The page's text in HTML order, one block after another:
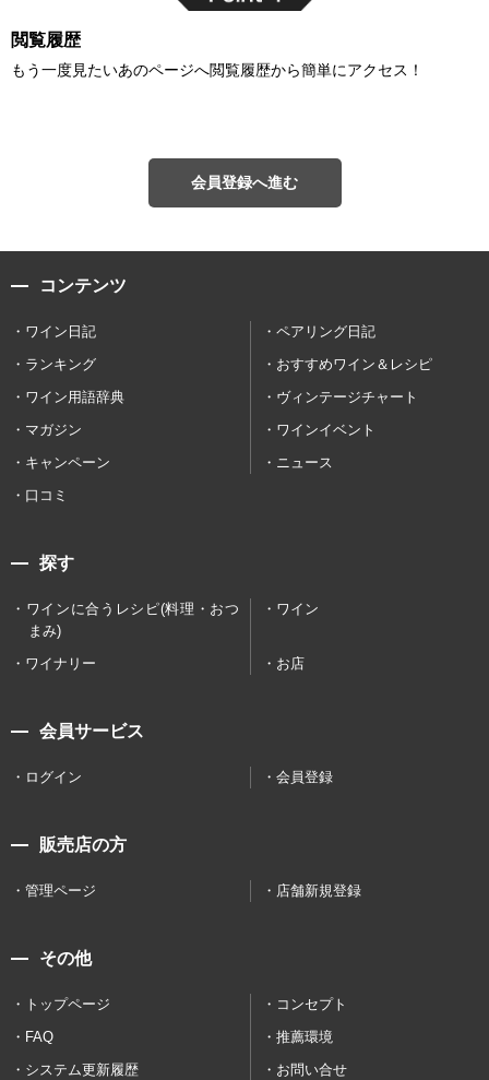
閲覧履歴
もう一度見たいあのページへ閲覧履歴から簡単にアクセス！
会員登録へ進む
コンテンツ
ワイン日記
ペアリング日記
ランキング
おすすめワイン＆レシピ
ワイン用語辞典
ヴィンテージチャート
マガジン
ワインイベント
キャンペーン
ニュース
口コミ
探す
ワインに合うレシピ(料理・おつ
まみ)
ワイン
ワイナリー お店
会員サービス
ログイン 会員登録
販売店の方
管理ページ 店舗新規登録
その他
トップページ
コンセプト
FAQ
推薦環境
システム更新履歴
お問い合せ